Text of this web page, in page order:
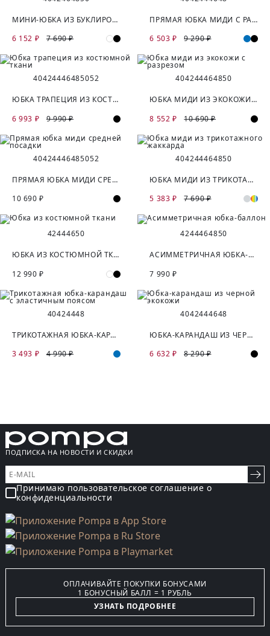
МИНИ-ЮБКА ИЗ БУКЛИРОВАННОЙ ХЛОПКОВОЙ ТКАНИ
6 152 ₽
7 690 ₽
ПРЯМАЯ ЮБКА МИДИ С РАЗРЕЗОМ
6 503 ₽
9 290 ₽
40424446485052
ЮБКА ТРАПЕЦИЯ ИЗ КОСТЮМНОЙ ТКАНИ
6 993 ₽
9 990 ₽
404244464850
ЮБКА МИДИ ИЗ ЭКОКОЖИ С РАЗРЕЗОМ
8 552 ₽
10 690 ₽
40424446485052
ПРЯМАЯ ЮБКА МИДИ СРЕДНЕЙ ПОСАДКИ
10 690 ₽
404244464850
ЮБКА МИДИ ИЗ ТРИКОТАЖНОГО ЖАККАРДА
5 383 ₽
7 690 ₽
42444650
ЮБКА ИЗ КОСТЮМНОЙ ТКАНИ
12 990 ₽
4244464850
АСИММЕТРИЧНАЯ ЮБКА-БАЛЛОН
7 990 ₽
40424448
ТРИКОТАЖНАЯ ЮБКА-КАРАНДАШ С ЭЛАСТИЧНЫМ ПОЯСОМ
3 493 ₽
4 990 ₽
4042444648
ЮБКА-КАРАНДАШ ИЗ ЧЕРНОЙ ЭКОКОЖИ
6 632 ₽
8 290 ₽
ПОДПИСКА НА НОВОСТИ И СКИДКИ
Принимаю пользовательское соглашение о
конфиденциальности
ОПЛАЧИВАЙТЕ ПОКУПКИ БОНУСАМИ
1 БОНУСНЫЙ БАЛЛ = 1 РУБЛЬ
УЗНАТЬ ПОДРОБНЕЕ